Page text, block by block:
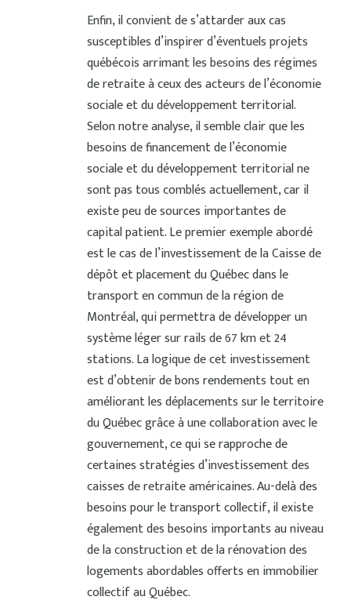
Enfin, il convient de s’attarder aux cas
susceptibles d’inspirer d’éventuels projets
québécois arrimant les besoins des régimes
de retraite à ceux des acteurs de l’économie
sociale et du développement territorial.
Selon notre analyse, il semble clair que les
besoins de financement de l’économie
sociale et du développement territorial ne
sont pas tous comblés actuellement, car il
existe peu de sources importantes de
capital patient. Le premier exemple abordé
est le cas de l’investissement de la Caisse de
dépôt et placement du Québec dans le
transport en commun de la région de
Montréal, qui permettra de développer un
système léger sur rails de 67 km et 24
stations. La logique de cet investissement
est d’obtenir de bons rendements tout en
améliorant les déplacements sur le territoire
du Québec grâce à une collaboration avec le
gouvernement, ce qui se rapproche de
certaines stratégies d’investissement des
caisses de retraite américaines. Au-delà des
besoins pour le transport collectif, il existe
également des besoins importants au niveau
de la construction et de la rénovation des
logements abordables offerts en immobilier
collectif au Québec.